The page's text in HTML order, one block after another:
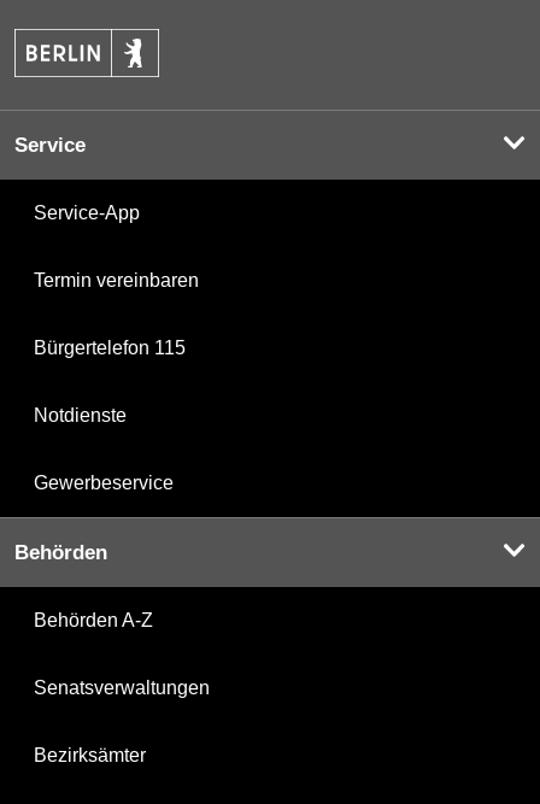
Service
Service-App
Termin vereinbaren
Bürgertelefon 115
Notdienste
Gewerbeservice
Behörden
Behörden A-Z
Senatsverwaltungen
Bezirksämter